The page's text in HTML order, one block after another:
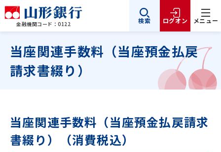
金融機関コード：0122 検索 ログオン メニュー
当座関連手数料（当座預金払戻
請求書綴り）
当座関連手数料（当座預金払戻請求
書綴り）（消費税込）